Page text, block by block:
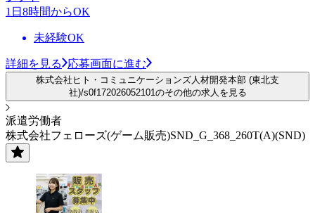
1日8時間からOK
未経験OK
詳細を見る 応募画面に進む
株式会社ヒト・コミュニケーションズ人材開発本部 (東北支
社)/s0f172026052101のその他の求人を見る
派遣労働者
株式会社フェローズ(ゲーム販売)SND_G_368_260T(A)(SND)